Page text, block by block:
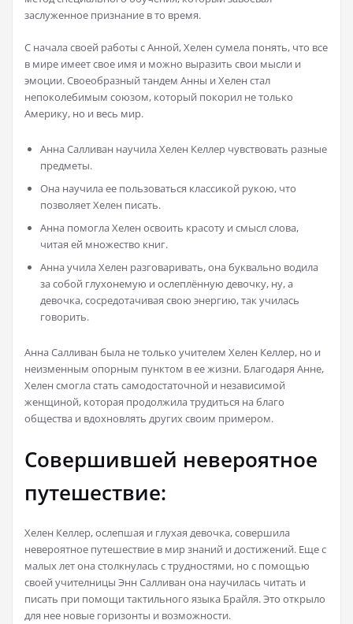
заслуженное признание в то время.
С начала своей работы с Анной, Хелен сумела понять, что все
в мире имеет свое имя и можно выразить свои мысли и
эмоции. Своеобразный тандем Анны и Хелен стал
непоколебимым союзом, который покорил не только
Америку, но и весь мир.
Анна Салливан научила Хелен Келлер чувствовать разные
предметы.
Она научила ее пользоваться классикой рукою, что
позволяет Хелен писать.
Анна помогла Хелен освоить красоту и смысл слова,
читая ей множество книг.
Анна учила Хелен разговаривать, она буквально водила
за собой глухонемую и ослеплённую девочку, ну, а
девочка, сосредотачивая свою энергию, так училась
говорить.
Анна Салливан была не только учителем Хелен Келлер, но и
неизменным опорным пунктом в ее жизни. Благодаря Анне,
Хелен смогла стать самодостаточной и независимой
женщиной, которая продолжила трудиться на благо
общества и вдохновлять других своим примером.
Совершившей невероятное
путешествие:
Хелен Келлер, ослепшая и глухая девочка, совершила
невероятное путешествие в мир знаний и достижений. Еще с
малых лет она столкнулась с трудностями, но с помощью
своей учителницы Энн Салливан она научилась читать и
писать при помощи тактильного языка Брайля. Это открыло
для нее новые горизонты и возможности.